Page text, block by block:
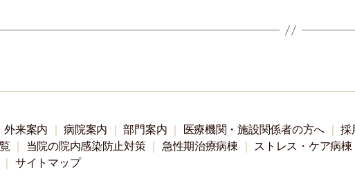
外来案内 病院案内 部門案内 医療機関・施設関係者の方へ 採
当院の院内感染防止対策 急性期治療病棟 ストレス・ケア病棟
サイトマップ